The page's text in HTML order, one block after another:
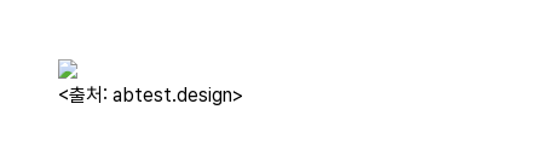
<출처: abtest.design>